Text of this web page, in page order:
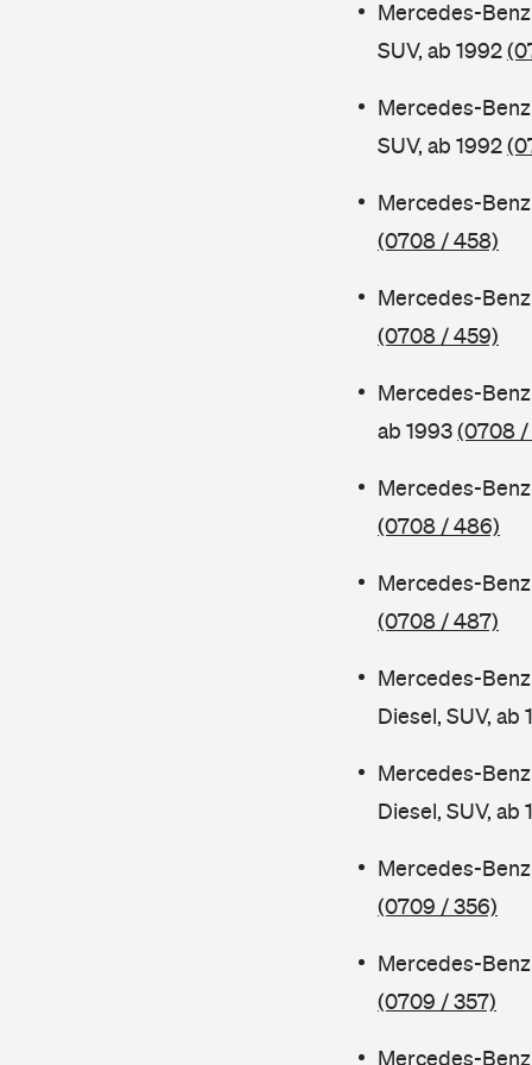
Mercedes-Benz
SUV, ab 1992
Mercedes-Benz
SUV, ab 1992
Mercedes-Benz
(0708 / 458)
Mercedes-Benz
(0708 / 459)
Mercedes-Benz
ab 1993(0708
Mercedes-Benz
(0708 / 486)
Mercedes-Benz
(0708 / 487)
Mercedes-Benz
Diesel, SUV, ab
Mercedes-Benz
Diesel, SUV, ab
Mercedes-Benz
(0709 / 356)
Mercedes-Benz
(0709 / 357)
Mercedes-Benz